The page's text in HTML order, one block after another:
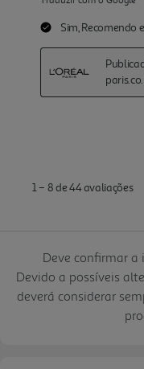
Deve confirmar
Devido a possíveis
deverá considerar